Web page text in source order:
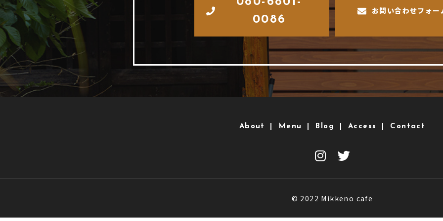
0086
お問い合わせフォー
About Menu Blog Access Contact
© 2022 Mikkeno cafe